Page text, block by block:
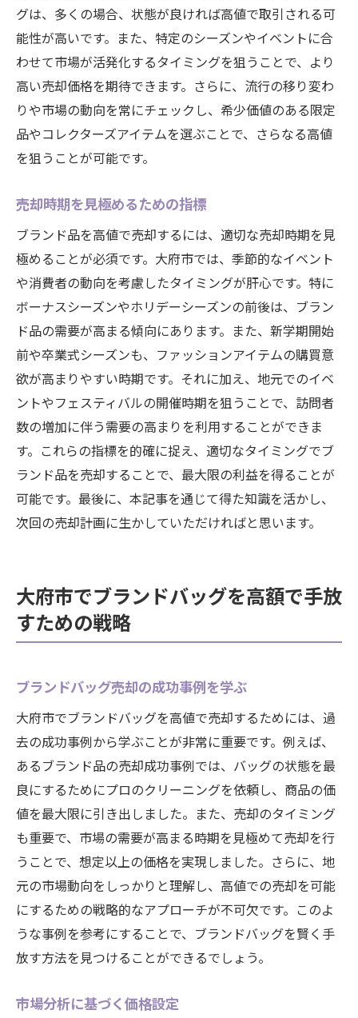
グは、多くの場合、状態が良ければ高値で取引される可
能性が高いです。また、特定のシーズンやイベントに合
わせて市場が活発化するタイミングを狙うことで、より
高い売却価格を期待できます。さらに、流行の移り変わ
りや市場の動向を常にチェックし、希少価値のある限定
品やコレクターズアイテムを選ぶことで、さらなる高値
を狙うことが可能です。
売却時期を見極めるための指標
ブランド品を高値で売却するには、適切な売却時期を見
極めることが必須です。大府市では、季節的なイベント
や消費者の動向を考慮したタイミングが肝心です。特に
ボーナスシーズンやホリデーシーズンの前後は、ブラン
ド品の需要が高まる傾向にあります。また、新学期開始
前や卒業式シーズンも、ファッションアイテムの購買意
欲が高まりやすい時期です。それに加え、地元でのイベ
ントやフェスティバルの開催時期を狙うことで、訪問者
数の増加に伴う需要の高まりを利用することができま
す。これらの指標を的確に捉え、適切なタイミングでブ
ランド品を売却することで、最大限の利益を得ることが
可能です。最後に、本記事を通じて得た知識を活かし、
次回の売却計画に生かしていただければと思います。
大府市でブランドバッグを高額で手放
すための戦略
ブランドバッグ売却の成功事例を学ぶ
大府市でブランドバッグを高値で売却するためには、過
去の成功事例から学ぶことが非常に重要です。例えば、
あるブランド品の売却成功事例では、バッグの状態を最
良にするためにプロのクリーニングを依頼し、商品の価
値を最大限に引き出しました。また、売却のタイミング
も重要で、市場の需要が高まる時期を見極めて売却を行
うことで、想定以上の価格を実現しました。さらに、地
元の市場動向をしっかりと理解し、高値での売却を可能
にするための戦略的なアプローチが不可欠です。このよ
うな事例を参考にすることで、ブランドバッグを賢く手
放す方法を見つけることができるでしょう。
市場分析に基づく価格設定